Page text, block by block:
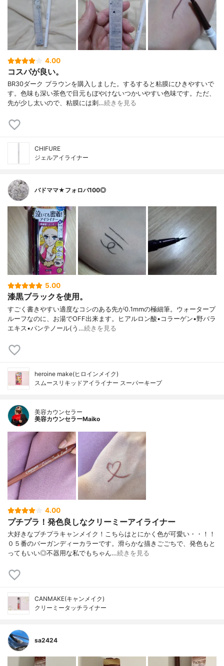
4.00
コスパが良い。
BR30ダーク ブラウンを購入しました。するすると粘膜にひきやすいで
す。色味も深い茶色で目元もぼやけないつかいやすい色味です。ただ、
先が少し太いので、粘膜には刺…続きを見る
CHIFURE
ジェルアイライナー
バドママ★フォロバ100◎
5.00
漆黒ブラックを使用。
すごく書きやすい適度なコシのある先が0.1mmの極細筆。ウォータープ
ルーフなのに、お湯でOFF出来ます。ヒアルロン酸•コラーゲン•野バラ
エキス•パンテノール(う…続きを見る
heroine make(ヒロインメイク)
スムースリキッドアイライナー スーパーキープ
美容カウンセラー
美容カウンセラーMaiko
4.00
プチプラ！発色良しなクリーミーアイライナー
大好きなプチプラキャンメイク！こちらはとにかく色が可愛い・・！！
０５番のバーガンディーカラーです。滑らかな描きごごちで、発色もと
ってもいい◎不器用な私でもちゃん…続きを見る
CANMAKE(キャンメイク)
クリーミータッチライナー
sa2424